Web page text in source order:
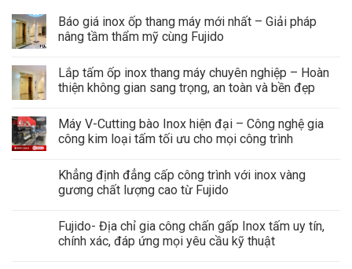
Báo giá inox ốp thang máy mới nhất – Giải pháp
nâng tầm thẩm mỹ cùng Fujido
Lắp tấm ốp inox thang máy chuyên nghiệp – Hoàn
thiện không gian sang trọng, an toàn và bền đẹp
Máy V-Cutting bào Inox hiện đại – Công nghệ gia
công kim loại tấm tối ưu cho mọi công trình
Khẳng định đẳng cấp công trình với inox vàng
gương chất lượng cao từ Fujido
Fujido- Địa chỉ gia công chấn gấp Inox tấm uy tín,
chính xác, đáp ứng mọi yêu cầu kỹ thuật